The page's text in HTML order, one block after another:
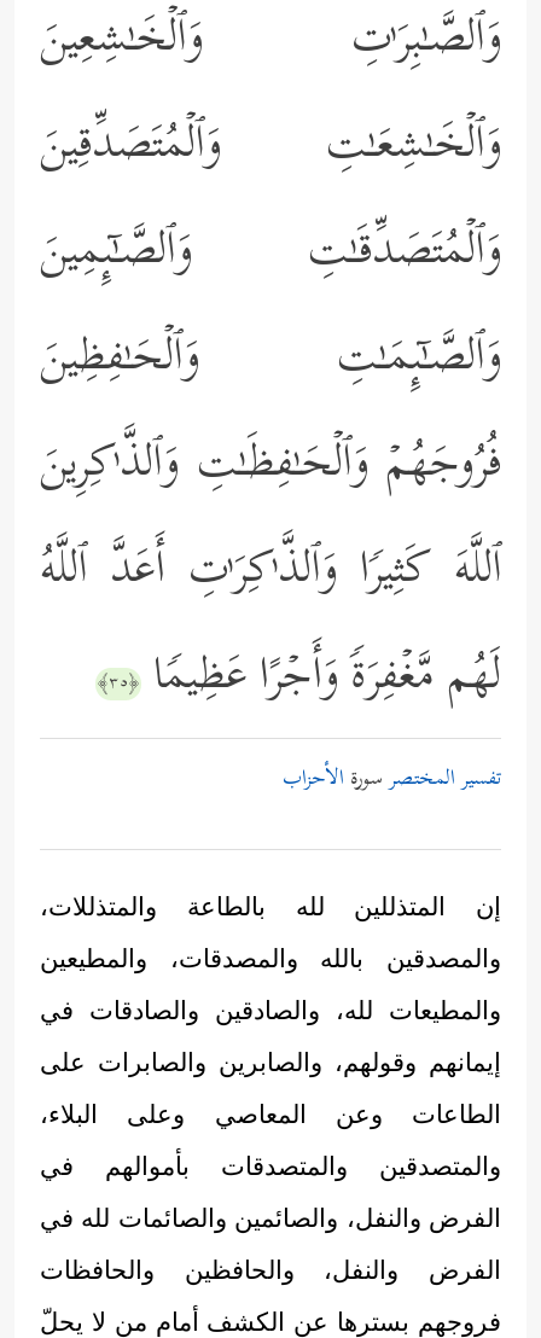
وَٱلصَّـٰبِرَ ٰ⁠تِ وَٱلۡخَـٰشِعِینَ
وَٱلۡخَـٰشِعَـٰتِ وَٱلۡمُتَصَدِّقِینَ
وَٱلۡمُتَصَدِّقَـٰتِ وَٱلصَّـٰۤىِٕمِینَ
وَٱلصَّـٰۤىِٕمَـٰتِ وَٱلۡحَـٰفِظِینَ
فُرُوجَهُمۡ وَٱلۡحَـٰفِظَـٰتِ وَٱلذَّ ٰ⁠كِرِینَ
ٱللَّهَ كَثِیرࣰا وَٱلذَّ ٰ⁠كِرَ ٰ⁠تِ أَعَدَّ ٱللَّهُ
لَهُم مَّغۡفِرَةࣰ وَأَجۡرًا عَظِیمࣰا ﴿٣٥﴾
تفسير المختصرسورة الأحزاب
إن المتذللين لله بالطاعة والمتذللات،
والمصدقين بالله والمصدقات، والمطيعين
والمطيعات لله، والصادقين والصادقات في
إيمانهم وقولهم، والصابرين والصابرات على
الطاعات وعن المعاصي وعلى البلاء،
والمتصدقين والمتصدقات بأموالهم في
الفرض والنفل، والصائمين والصائمات لله في
الفرض والنفل، والحافظين والحافظات
فروجهم بسترها عن الكشف أمام من لا يحلّ